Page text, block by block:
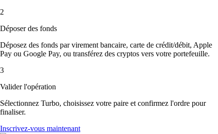
2
Déposer des fonds
Déposez des fonds par virement bancaire, carte de crédit/débit, Apple
Pay ou Google Pay, ou transférez des cryptos vers votre portefeuille.
3
Valider l'opération
Sélectionnez Turbo, choisissez votre paire et confirmez l'ordre pour
finaliser.
Inscrivez-vous maintenant